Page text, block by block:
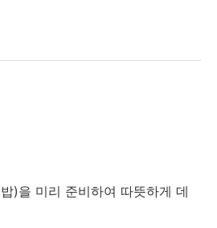
)을 미리 준비하여 따뜻하게 데